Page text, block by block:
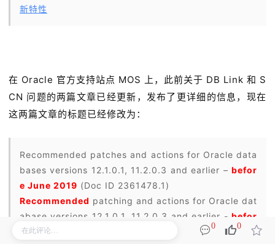
新特性
在 Oracle 官方支持站点 MOS 上，此前关于 DB Link 和 S
CN 问题的两篇文章已经更新，发布了更详细的信息，现在
这两篇文章的标题已经修改为：
Recommended patches and actions for Oracle data
bases versions 12.1.0.1, 11.2.0.3 and earlier – befor
e June 2019 (Doc ID 2361478.1)
Recommended patching and actions for Oracle dat
abase versions 12.1.0.1, 11.2.0.3 and earlier - befor
e June 2019
0 0